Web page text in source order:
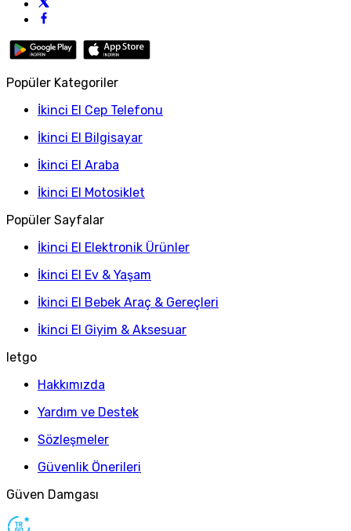
Popüler Kategoriler
İkinci El Cep Telefonu
İkinci El Bilgisayar
İkinci El Araba
İkinci El Motosiklet
Popüler Sayfalar
İkinci El Elektronik Ürünler
İkinci El Ev & Yaşam
İkinci El Bebek Araç & Gereçleri
İkinci El Giyim & Aksesuar
letgo
Hakkımızda
Yardım ve Destek
Sözleşmeler
Güvenlik Önerileri
Güven Damgası